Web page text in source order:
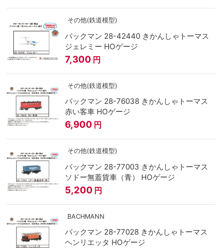
その他(鉄道模型)
バックマン 28-42440 きかんしゃトーマス
ジェレミー HOゲージ
7,300 円
その他(鉄道模型)
バックマン 28-76038 きかんしゃトーマス
赤い客車 HOゲージ
6,900 円
その他(鉄道模型)
バックマン 28-77003 きかんしゃトーマス
ソドー無蓋貨車（青） HOゲージ
5,200 円
BACHMANN
バックマン 28-77028 きかんしゃトーマス
ヘンリエッタ HOゲージ